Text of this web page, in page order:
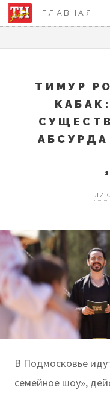
ГЛАВНАЯ
ТИМУР
В Подмосковье
семейное шоу»,